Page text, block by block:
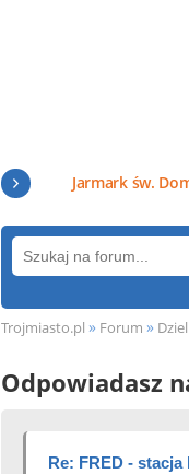
Jarmark św.
Trojmiasto.pl » Forum »
Odpowiadasz
Re: FRED -